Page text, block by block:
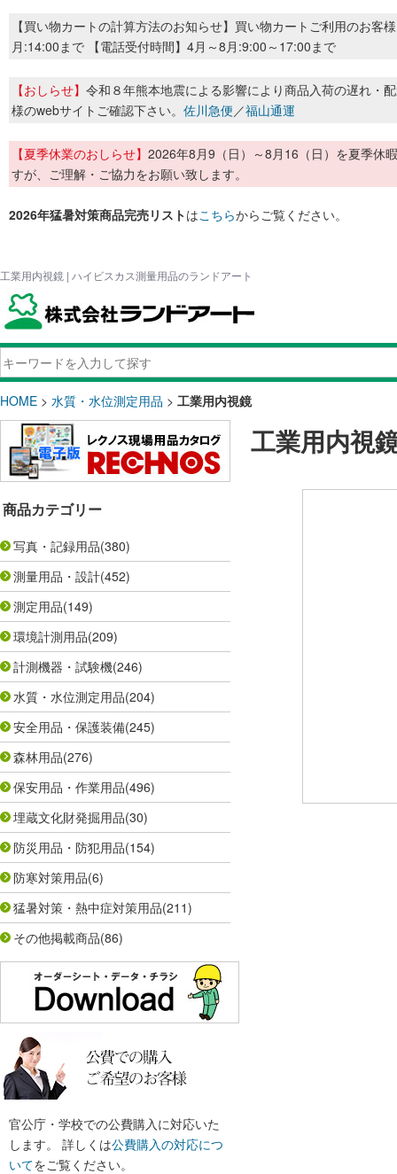
【買い物カートの計算方法のお知らせ】買い物カートご利用のお客
月:14:00まで 【電話受付時間】4月～8月:9:00～17:00まで
【おしらせ】 令和８年熊本地震による影響により商品入荷の遅れ・
様のwebサイトご確認下さい。 佐川急便／福山通運
【夏季休業のおしらせ】 2026年8月9（日）～8月16（日）を夏季休
すが、ご理解・ご協力をお願い致します。
2026年猛暑対策商品完売リストはこちらからご覧ください。
工業用内視鏡 | ハイビスカス測量用品のランドアート
HOME > 水質・水位測定用品 > 工業用内視鏡
商品カテゴリー
写真・記録用品(380)
測量用品・設計(452)
測定用品(149)
環境計測用品(209)
計測機器・試験機(246)
水質・水位測定用品(204)
安全用品・保護装備(245)
森林用品(276)
保安用品・作業用品(496)
埋蔵文化財発掘用品(30)
防災用品・防犯用品(154)
防寒対策用品(6)
猛暑対策・熱中症対策用品(211)
その他掲載商品(86)
官公庁・学校での公費購入に対応いた
します。 詳しくは公費購入の対応につ
いてをご覧ください。
工業用内視